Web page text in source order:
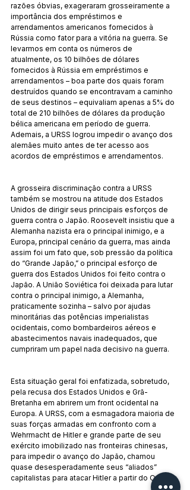
razões óbvias, exageraram grosseiramente a
importância dos empréstimos e
arrendamentos americanos fornecidos à
Rússia como fator para a vitória na guerra. Se
levarmos em conta os números de
atualmente, os 10 bilhões de dólares
fornecidos à Rússia em empréstimos e
arrendamentos – boa parte dos quais foram
destruídos quando se encontravam a caminho
de seus destinos – equivaliam apenas a 5% do
total de 210 bilhões de dólares da produção
bélica americana em período de guerra.
Ademais, a URSS logrou impedir o avanço dos
alemães muito antes de ter acesso aos
acordos de empréstimos e arrendamentos.
A grosseira discriminação contra a URSS
também se mostrou na atitude dos Estados
Unidos de dirigir seus principais esforços de
guerra contra o Japão. Roosevelt insistiu que a
Alemanha nazista era o principal inimigo, e a
Europa, principal cenário da guerra, mas ainda
assim foi um fato que, sob pressão da política
do “Grande Japão,” o principal esforço de
guerra dos Estados Unidos foi feito contra o
Japão. A União Soviética foi deixada para lutar
contra o principal inimigo, a Alemanha,
praticamente sozinha – salvo por ajudas
minoritárias das potências imperialistas
ocidentais, como bombardeiros aéreos e
abastecimentos navais inadequados, que
cumpriram um papel nada decisivo na guerra.
Esta situação geral foi enfatizada, sobretudo,
pela recusa dos Estados Unidos e Grã-
Bretanha em abrirem um front ocidental na
Europa. A URSS, com a esmagadora maioria de
suas forças armadas em confronto com a
Wehrmacht de Hitler e grande parte de seu
exército imobilizado nas fronteiras chinesas,
para impedir o avanço do Japão, chamou
quase desesperadamente seus “aliados”
capitalistas para atacar Hitler a partir do Oeste.